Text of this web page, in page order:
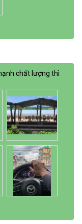
chất lượng thì